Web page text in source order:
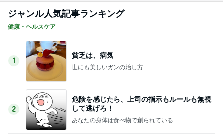
ジャンル人気記事ランキング
健康・ヘルスケア
1
貧乏は、病気
世にも美しいガンの治し方
2
危険を感じたら、上司の指示もルールも無視
して逃げろ！
あなたの身体は食べ物で創られている